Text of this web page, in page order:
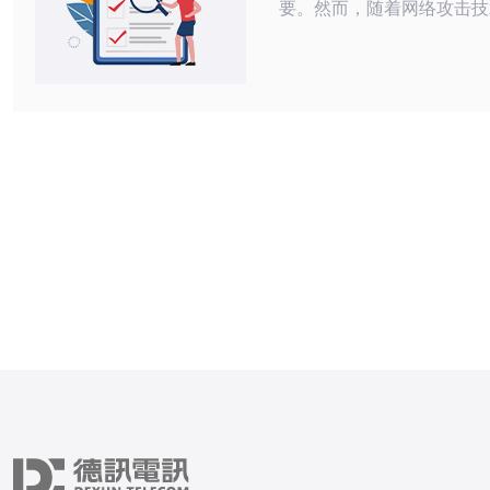
要。然而，随着网络攻击